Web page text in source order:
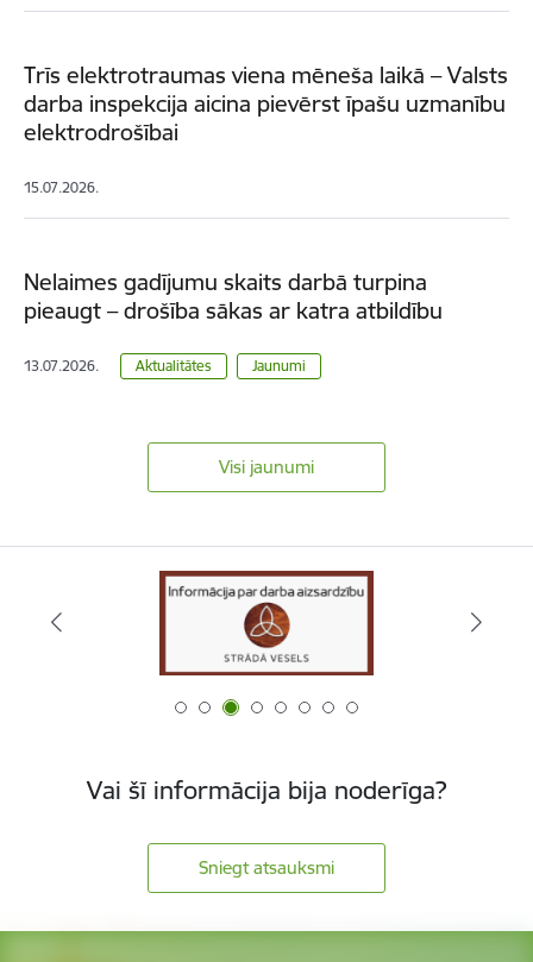
Trīs elektrotraumas viena mēneša laikā – Valsts
darba inspekcija aicina pievērst īpašu uzmanību
elektrodrošībai
15.07.2026.
Nelaimes gadījumu skaits darbā turpina
pieaugt – drošība sākas ar katra atbildību
13.07.2026. Aktualitātes Jaunumi
Visi jaunumi
Vai šī informācija bija noderīga?
Sniegt atsauksmi